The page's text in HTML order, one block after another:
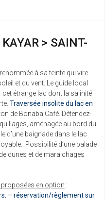
> SAINT-
à sa teinte qui vire
et du vent. Le guide local
étrange lac dont la salinité
Traversée insolite du lac en
de Bonaba Café. Détendez-
aménagée au bord du
d’une baignade dans le lac
Possibilité d’une balade
dunes et de maraichages
en option :
– réservation/règlement sur